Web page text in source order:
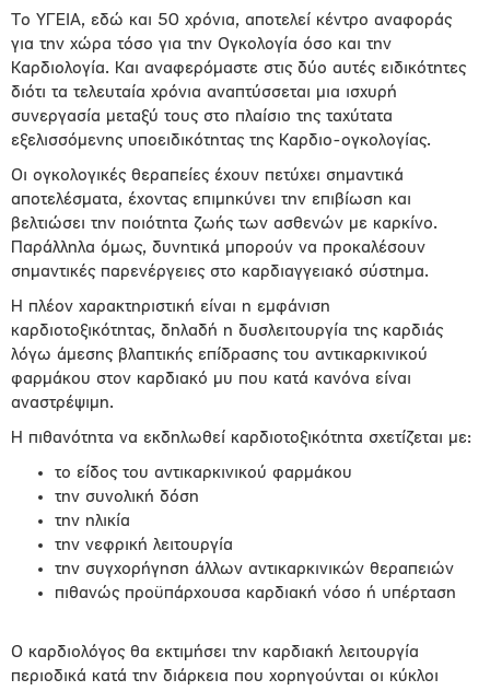
Το ΥΓΕΙΑ, εδώ και 50 χρόνια, αποτελεί κέντρο αναφοράς
για την χώρα τόσο για την Ογκολογία όσο και την
Καρδιολογία. Και αναφερόμαστε στις δύο αυτές ειδικότητες
διότι τα τελευταία χρόνια αναπτύσσεται μια ισχυρή
συνεργασία μεταξύ τους στο πλαίσιο της ταχύτατα
εξελισσόμενης υποειδικότητας της Καρδιο-ογκολογίας.
Οι ογκολογικές θεραπείες έχουν πετύχει σημαντικά
αποτελέσματα, έχοντας επιμηκύνει την επιβίωση και
βελτιώσει την ποιότητα ζωής των ασθενών με καρκίνο.
Παράλληλα όμως, δυνητικά μπορούν να προκαλέσουν
σημαντικές παρενέργειες στο καρδιαγγειακό σύστημα.
Η πλέον χαρακτηριστική είναι η εμφάνιση
καρδιοτοξικότητας, δηλαδή η δυσλειτουργία της καρδιάς
λόγω άμεσης βλαπτικής επίδρασης του αντικαρκινικού
φαρμάκου στον καρδιακό μυ που κατά κανόνα είναι
αναστρέψιμη.
Η πιθανότητα να εκδηλωθεί καρδιοτοξικότητα σχετίζεται με:
το είδος του αντικαρκινικού φαρμάκου
την συνολική δόση
την ηλικία
την νεφρική λειτουργία
την συγχορήγηση άλλων αντικαρκινικών θεραπειών
πιθανώς προϋπάρχουσα καρδιακή νόσο ή υπέρταση
Ο καρδιολόγος θα εκτιμήσει την καρδιακή λειτουργία
περιοδικά κατά την διάρκεια που χορηγούνται οι κύκλοι